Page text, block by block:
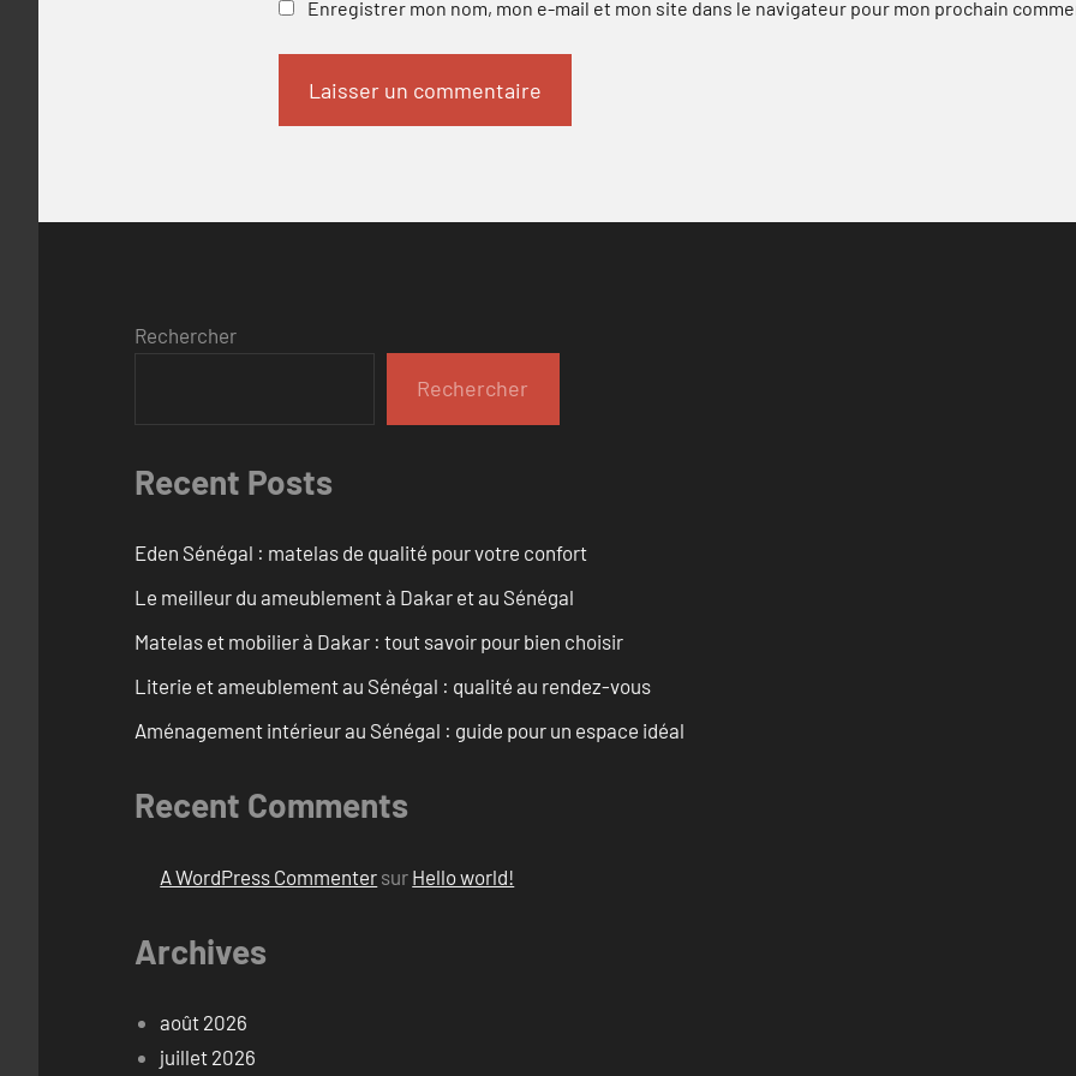
Enregistrer mon nom, mon e-mail et mon site dans le navigateur pour mon prochain
Rechercher
Rechercher
Recent Posts
Eden Sénégal : matelas de qualité pour votre confort
Le meilleur du ameublement à Dakar et au Sénégal
Matelas et mobilier à Dakar : tout savoir pour bien choisir
Literie et ameublement au Sénégal : qualité au rendez-vous
Aménagement intérieur au Sénégal : guide pour un espace idéal
Recent Comments
A WordPress Commenter sur Hello world!
Archives
août 2026
juillet 2026